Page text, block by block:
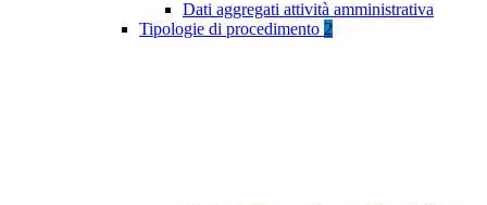
Dati aggregati attività amministrativa
Tipologie di procedimento 2